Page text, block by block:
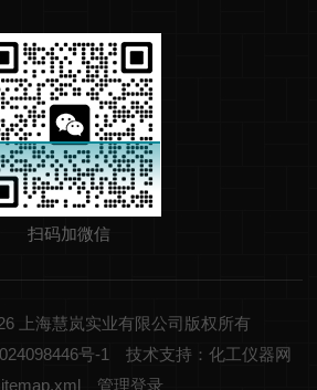
扫码加微信
上海慧岚实业有限公司版权所有
号-1
技术支持：化工仪器网
管理登录